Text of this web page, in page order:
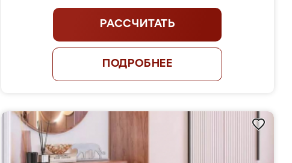
РАССЧИТАТЬ
ПОДРОБНЕЕ